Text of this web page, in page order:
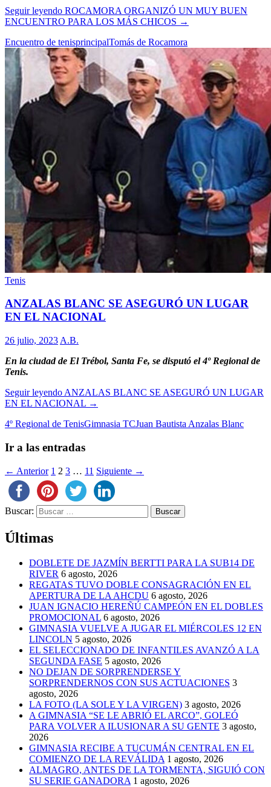
Seguir leyendo ROCAMORA ORGANIZÓ UN MUY BUEN
ENCUENTRO PARA LOS MÁS CHICOS →
Encuentro de tenisprincipalTomás de Rocamora
Tenis
ANZALAS BLANC SE ASEGURÓ UN LUGAR
EN EL NACIONAL
26 julio, 2023 A.B.
En la ciudad de El Trébol, Santa Fe, se disputó el 4º Regional de
Tenis.
Seguir leyendo ANZALAS BLANC SE ASEGURÓ UN LUGAR
EN EL NACIONAL →
4º Regional de TenisGimnasia TCJuan Bautista Anzalas Blanc
Ir a las entradas
← Anterior 1 2 3 … 11 Siguiente →
Buscar:
Últimas
DOBLETE DE JAZMÍN BERTTI PARA LA SUB14 DE
RIVER 6 agosto, 2026
REGATAS TUVO DOBLE CONSAGRACIÓN EN EL
APERTURA DE LA AHCDU 6 agosto, 2026
JUAN IGNACIO HEREÑÚ CAMPEÓN EN EL DOBLES
PROMOCIONAL 6 agosto, 2026
GIMNASIA VUELVE A JUGAR EL MIÉRCOLES 12 EN
LINCOLN 5 agosto, 2026
EL SELECCIONADO DE INFANTILES AVANZÓ A LA
SEGUNDA FASE 5 agosto, 2026
NO DEJAN DE SORPRENDERSE Y
SORPRENDERNOS CON SUS ACTUACIONES 3
agosto, 2026
LA FOTO (LA SOLE Y LA VIRGEN) 3 agosto, 2026
A GIMNASIA “SE LE ABRIÓ EL ARCO”, GOLEÓ
PARA VOLVER A ILUSIONAR A SU GENTE 3 agosto,
2026
GIMNASIA RECIBE A TUCUMÁN CENTRAL EN EL
COMIENZO DE LA REVÁLIDA 1 agosto, 2026
ALMAGRO, ANTES DE LA TORMENTA, SIGUIÓ CON
SU SERIE GANADORA 1 agosto, 2026